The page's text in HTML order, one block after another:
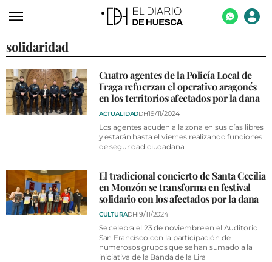
ACTUALIDAD
ECONOMÍA
TECNOLOGÍA
TURISMO
DEPORTES
CULTURA
SOCIEDAD
solidaridad
Cuatro agentes de la Policía Local de
Fraga refuerzan el operativo aragonés
en los territorios afectados por la dana
ACTUALIDADDH19/11/2024
Los agentes acuden a la zona en sus días libres
y estarán hasta el viernes realizando funciones
de seguridad ciudadana
El tradicional concierto de Santa Cecilia
en Monzón se transforma en festival
solidario con los afectados por la dana
CULTURADH19/11/2024
Se celebra el 23 de noviembre en el Auditorio
San Francisco con la participación de
numerosos grupos que se han sumado a la
iniciativa de la Banda de la Lira